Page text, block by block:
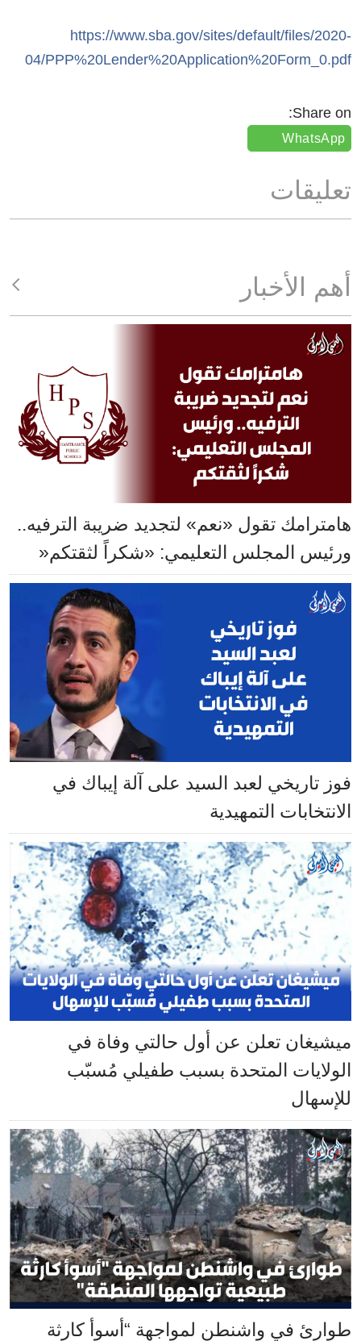
https://www.sba.gov/sites/default/files/2020-
04/PPP%20Lender%20Application%20Form_0.pdf
Share on:
WhatsApp
تعليقات
أهم الأخبار
هامترامك تقول «نعم» لتجديد ضريبة الترفيه..
ورئيس المجلس التعليمي: «شكراً لثقتكم«
فوز تاريخي لعبد السيد على آلة إيباك في
الانتخابات التمهيدية
ميشيغان تعلن عن أول حالتي وفاة في
الولايات المتحدة بسبب طفيلي مُسبّب
للإسهال
طوارئ في واشنطن لمواجهة “أسوأ كارثة